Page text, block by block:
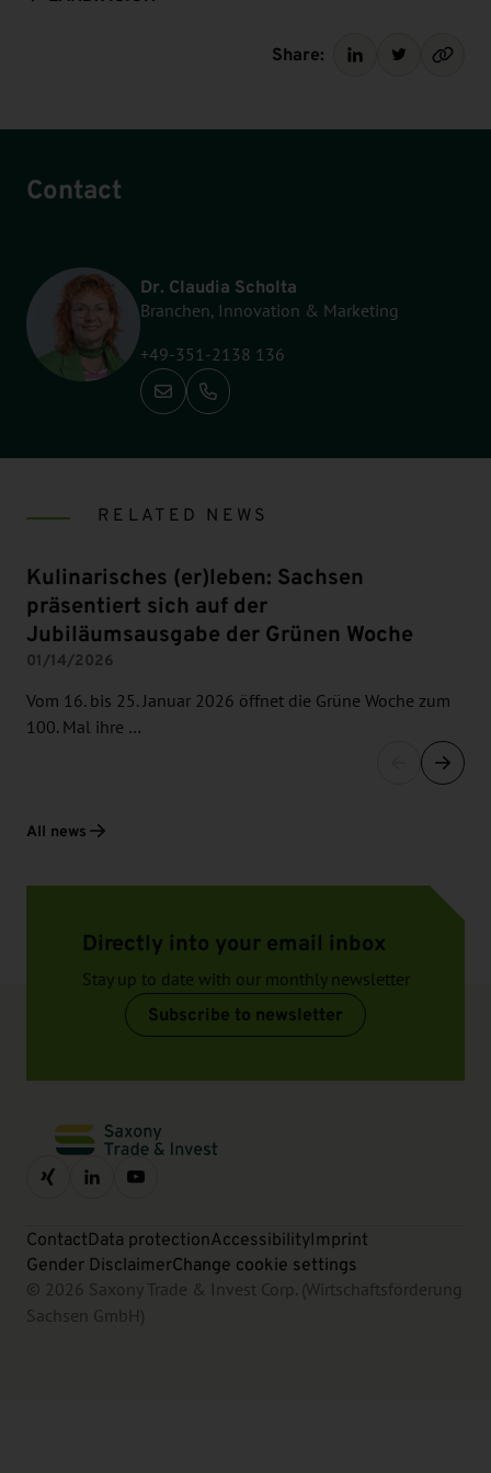
Share:
Contact
Dr. Claudia Scholta
Branchen, Innovation & Marketing
+49-351-2138 136
Call: +49-351-2138 136
RELATED NEWS
Kulinarisches (er)leben: Sachsen
präsentiert sich auf der
Jubiläumsausgabe der Grünen Woche
01/14/2026
Vom 16. bis 25. Januar 2026 öffnet die Grüne Woche zum
100. Mal ihre …
All news
Directly into your email inbox
Stay up to date with our monthly newsletter
Subscribe to newsletter
ContactData protectionAccessibilityImprint
Gender DisclaimerChange cookie settings
© 2026 Saxony Trade & Invest Corp. (Wirtschaftsförderung
Sachsen GmbH)